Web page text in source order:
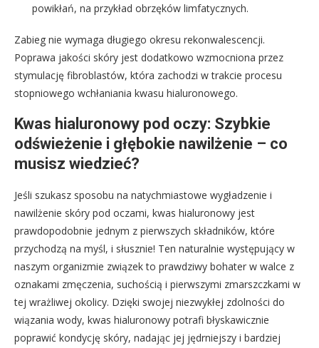
powikłań, na przykład obrzęków limfatycznych.
Zabieg nie wymaga długiego okresu rekonwalescencji.
Poprawa jakości skóry jest dodatkowo wzmocniona przez
stymulację fibroblastów, która zachodzi w trakcie procesu
stopniowego wchłaniania kwasu hialuronowego.
Kwas hialuronowy pod oczy: Szybkie
odświeżenie i głębokie nawilżenie – co
musisz wiedzieć?
Jeśli szukasz sposobu na natychmiastowe wygładzenie i
nawilżenie skóry pod oczami, kwas hialuronowy jest
prawdopodobnie jednym z pierwszych składników, które
przychodzą na myśl, i słusznie! Ten naturalnie występujący w
naszym organizmie związek to prawdziwy bohater w walce z
oznakami zmęczenia, suchością i pierwszymi zmarszczkami w
tej wrażliwej okolicy. Dzięki swojej niezwykłej zdolności do
wiązania wody, kwas hialuronowy potrafi błyskawicznie
poprawić kondycję skóry, nadając jej jędrniejszy i bardziej